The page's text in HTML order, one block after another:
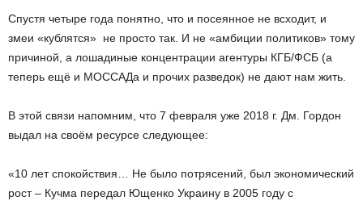
Спустя четыре года понятно, что и посеянное не всходит, и
змеи «кублятся» ­ не просто так. И не «амбиции политиков» тому
причиной, а лошадиные концентрации агентуры КГБ/ФСБ (а
теперь ещё и МОССАДа и прочих разведок) не дают нам жить.
В этой связи напомним, что 7 февраля уже 2018 г. Дм. Гордон
выдал на своём ресурсе следующее:
«10 лет спокойствия… Не было потрясений, был экономический
рост – Кучма передал Ющенко Украину в 2005 году с